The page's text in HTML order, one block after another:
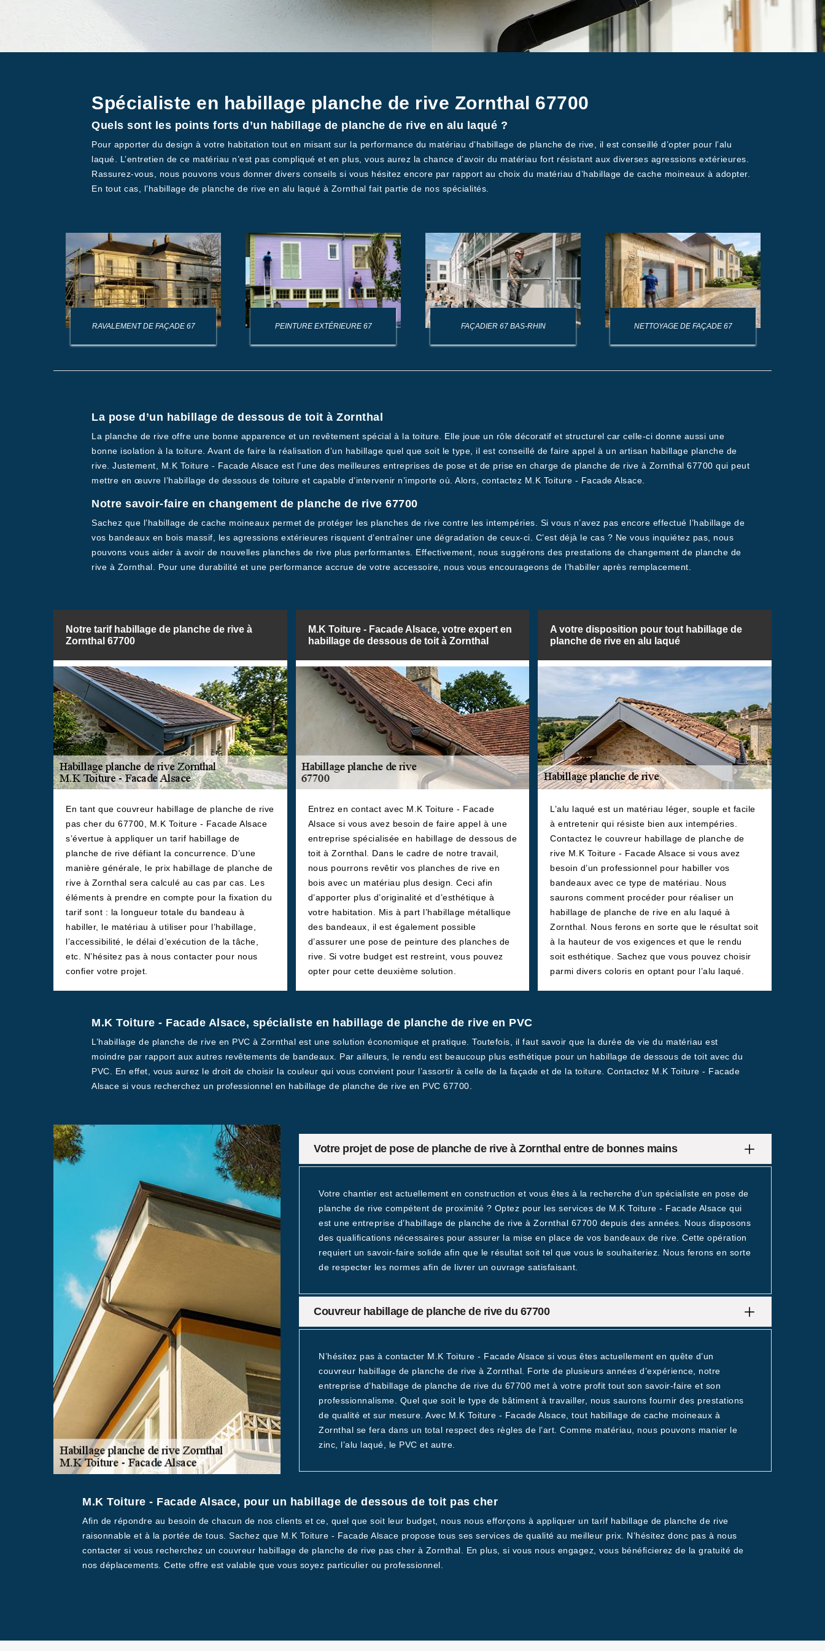
Spécialiste en habillage planche de rive Zornthal 67700
Quels sont les points forts d’un habillage de planche de rive en alu laqué ?
Pour apporter du design à votre habitation tout en misant sur la performance du matériau d’habillage de planche de rive, il est conseillé d’opter pour l’alu
laqué. L’entretien de ce matériau n’est pas compliqué et en plus, vous aurez la chance d’avoir du matériau fort résistant aux diverses agressions extérieures.
Rassurez-vous, nous pouvons vous donner divers conseils si vous hésitez encore par rapport au choix du matériau d’habillage de cache moineaux à adopter.
En tout cas, l’habillage de planche de rive en alu laqué à Zornthal fait partie de nos spécialités.
RAVALEMENT DE FAÇADE 67 PEINTURE EXTÉRIEURE 67 FAÇADIER 67 BAS-RHIN NETTOYAGE DE FAÇADE 67
La pose d’un habillage de dessous de toit à Zornthal
La planche de rive offre une bonne apparence et un revêtement spécial à la toiture. Elle joue un rôle décoratif et structurel car celle-ci donne aussi une
bonne isolation à la toiture. Avant de faire la réalisation d’un habillage quel que soit le type, il est conseillé de faire appel à un artisan habillage planche de
rive. Justement, M.K Toiture - Facade Alsace est l’une des meilleures entreprises de pose et de prise en charge de planche de rive à Zornthal 67700 qui peut
mettre en œuvre l’habillage de dessous de toiture et capable d’intervenir n’importe où. Alors, contactez M.K Toiture - Facade Alsace.
Notre savoir-faire en changement de planche de rive 67700
Sachez que l’habillage de cache moineaux permet de protéger les planches de rive contre les intempéries. Si vous n’avez pas encore effectué l’habillage de
vos bandeaux en bois massif, les agressions extérieures risquent d’entraîner une dégradation de ceux-ci. C’est déjà le cas ? Ne vous inquiétez pas, nous
pouvons vous aider à avoir de nouvelles planches de rive plus performantes. Effectivement, nous suggérons des prestations de changement de planche de
rive à Zornthal. Pour une durabilité et une performance accrue de votre accessoire, nous vous encourageons de l’habiller après remplacement.
Notre tarif habillage de planche de rive à
Zornthal 67700
En tant que couvreur habillage de planche de rive
pas cher du 67700, M.K Toiture - Facade Alsace
s’évertue à appliquer un tarif habillage de
planche de rive défiant la concurrence. D’une
manière générale, le prix habillage de planche de
rive à Zornthal sera calculé au cas par cas. Les
éléments à prendre en compte pour la fixation du
tarif sont : la longueur totale du bandeau à
habiller, le matériau à utiliser pour l’habillage,
l’accessibilité, le délai d’exécution de la tâche,
etc. N’hésitez pas à nous contacter pour nous
confier votre projet.
M.K Toiture - Facade Alsace, votre expert en
habillage de dessous de toit à Zornthal
Entrez en contact avec M.K Toiture - Facade
Alsace si vous avez besoin de faire appel à une
entreprise spécialisée en habillage de dessous de
toit à Zornthal. Dans le cadre de notre travail,
nous pourrons revêtir vos planches de rive en
bois avec un matériau plus design. Ceci afin
d’apporter plus d’originalité et d’esthétique à
votre habitation. Mis à part l’habillage métallique
des bandeaux, il est également possible
d’assurer une pose de peinture des planches de
rive. Si votre budget est restreint, vous pouvez
opter pour cette deuxième solution.
A votre disposition pour tout habillage de
planche de rive en alu laqué
L’alu laqué est un matériau léger, souple et facile
à entretenir qui résiste bien aux intempéries.
Contactez le couvreur habillage de planche de
rive M.K Toiture - Facade Alsace si vous avez
besoin d’un professionnel pour habiller vos
bandeaux avec ce type de matériau. Nous
saurons comment procéder pour réaliser un
habillage de planche de rive en alu laqué à
Zornthal. Nous ferons en sorte que le résultat soit
à la hauteur de vos exigences et que le rendu
soit esthétique. Sachez que vous pouvez choisir
parmi divers coloris en optant pour l’alu laqué.
M.K Toiture - Facade Alsace, spécialiste en habillage de planche de rive en PVC
L’habillage de planche de rive en PVC à Zornthal est une solution économique et pratique. Toutefois, il faut savoir que la durée de vie du matériau est
moindre par rapport aux autres revêtements de bandeaux. Par ailleurs, le rendu est beaucoup plus esthétique pour un habillage de dessous de toit avec du
PVC. En effet, vous aurez le droit de choisir la couleur qui vous convient pour l’assortir à celle de la façade et de la toiture. Contactez M.K Toiture - Facade
Alsace si vous recherchez un professionnel en habillage de planche de rive en PVC 67700.
Votre projet de pose de planche de rive à Zornthal entre de bonnes mains
Votre chantier est actuellement en construction et vous êtes à la recherche d’un spécialiste en pose de
planche de rive compétent de proximité ? Optez pour les services de M.K Toiture - Facade Alsace qui
est une entreprise d’habillage de planche de rive à Zornthal 67700 depuis des années. Nous disposons
des qualifications nécessaires pour assurer la mise en place de vos bandeaux de rive. Cette opération
requiert un savoir-faire solide afin que le résultat soit tel que vous le souhaiteriez. Nous ferons en sorte
de respecter les normes afin de livrer un ouvrage satisfaisant.
Couvreur habillage de planche de rive du 67700
N’hésitez pas à contacter M.K Toiture - Facade Alsace si vous êtes actuellement en quête d’un
couvreur habillage de planche de rive à Zornthal. Forte de plusieurs années d’expérience, notre
entreprise d’habillage de planche de rive du 67700 met à votre profit tout son savoir-faire et son
professionnalisme. Quel que soit le type de bâtiment à travailler, nous saurons fournir des prestations
de qualité et sur mesure. Avec M.K Toiture - Facade Alsace, tout habillage de cache moineaux à
Zornthal se fera dans un total respect des règles de l’art. Comme matériau, nous pouvons manier le
zinc, l’alu laqué, le PVC et autre.
M.K Toiture - Facade Alsace, pour un habillage de dessous de toit pas cher
Afin de répondre au besoin de chacun de nos clients et ce, quel que soit leur budget, nous nous efforçons à appliquer un tarif habillage de planche de rive
raisonnable et à la portée de tous. Sachez que M.K Toiture - Facade Alsace propose tous ses services de qualité au meilleur prix. N’hésitez donc pas à nous
contacter si vous recherchez un couvreur habillage de planche de rive pas cher à Zornthal. En plus, si vous nous engagez, vous bénéficierez de la gratuité de
nos déplacements. Cette offre est valable que vous soyez particulier ou professionnel.